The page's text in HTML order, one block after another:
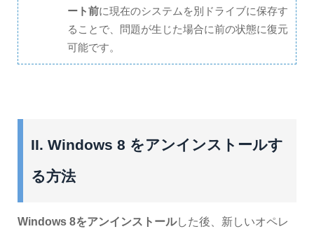
ート前に現在のシステムを別ドライブに保存す
ることで、問題が生じた場合に前の状態に復元
可能です。
II. Windows 8 をアンインストールす
る方法
Windows 8をアンインストールした後、新しいオペレ